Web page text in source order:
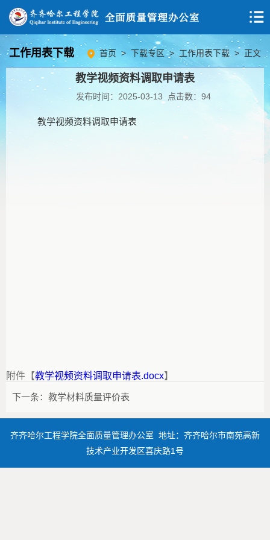
工作用表下载 首页 > 下载专区> 工作用表下载> 正文
教学视频资料调取申请表
发布时间：2025-03-13 点击数： 94
教学视频资料调取申请表
附件【教学视频资料调取申请表.docx】
下一条： 教学材料质量评价表
齐齐哈尔工程学院全面质量管理办公室 地址：齐齐哈尔市南苑高新
技术产业开发区喜庆路1号